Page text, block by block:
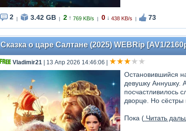
2 3.42 GB 2 ↑ 769 KB/s 0 ↓ 438 KB/s 73
Сказка о царе Салтане (2025) WEBRip [AV1/
Vladimir21| 13 Апр 2026 14:46:06
Остановившийся
девушку Аннушку.
посчастливилось
дворце. Но сёстры
Пока (Читать